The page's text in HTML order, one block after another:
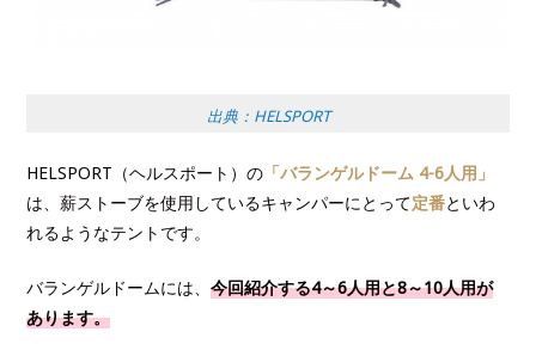
出典：HELSPORT
HELSPORT（ヘルスポート）の 「バランゲルドーム 4-6人用」
は、薪ストーブを使用しているキャンパーにとって定番といわ
れるようなテントです。
バランゲルドームには、今回紹介する4～6人用と8～10人用が
あります。